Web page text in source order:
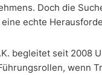
Doch die
echte
begleitet seit 2008
wenn